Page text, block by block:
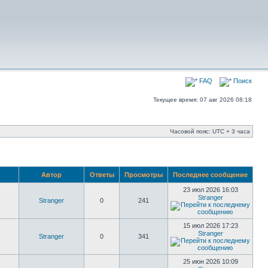
FAQ Поиск
Текущее время: 07 авг 2026 08:18
Часовой пояс: UTC + 3 часа
Автор Ответы Просмотры Последнее сообщение
Stranger 0 241
23 июл 2026 16:03
Stranger
Stranger 0 341
15 июл 2026 17:23
Stranger
25 июн 2026 10:09